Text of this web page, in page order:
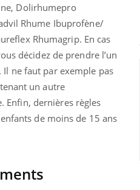
Dolirhumepro
Rhume Ibuprofène/
Rhumagrip. En cas
décidez de prendre l’un
Il ne faut par exemple pas
un autre
Enfin, dernières règles
de moins de 15 ans